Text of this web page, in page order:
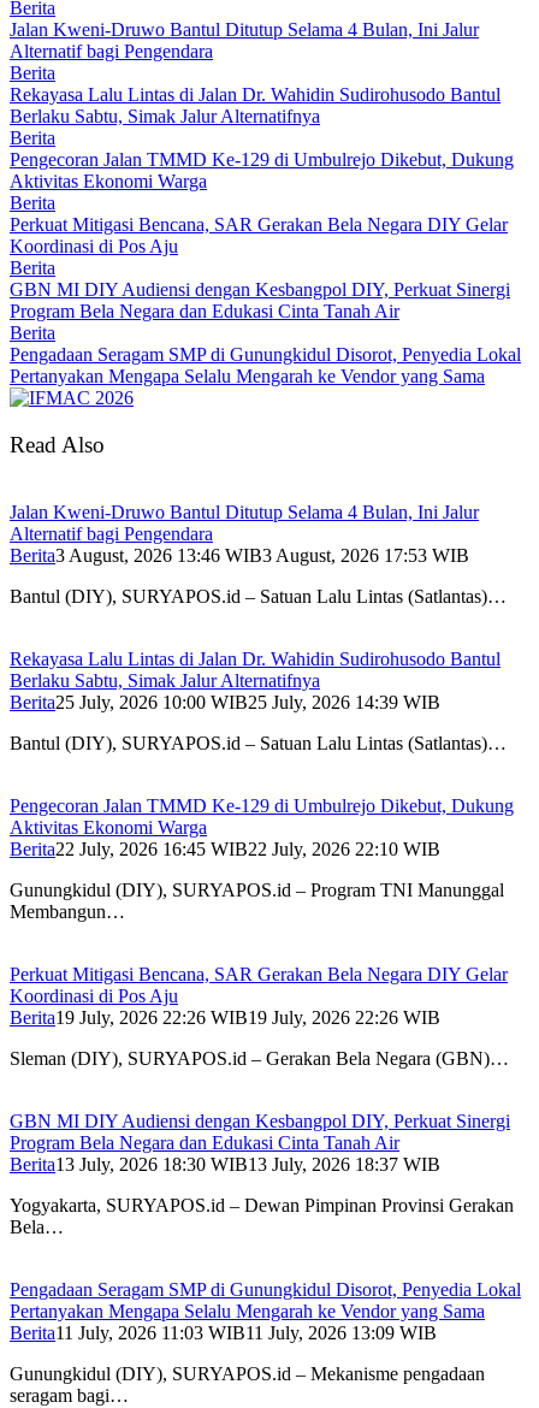
Berita
Jalan Kweni-Druwo Bantul Ditutup Selama 4 Bulan, Ini Jalur
Alternatif bagi Pengendara
Berita
Rekayasa Lalu Lintas di Jalan Dr. Wahidin Sudirohusodo Bantul
Berlaku Sabtu, Simak Jalur Alternatifnya
Berita
Pengecoran Jalan TMMD Ke-129 di Umbulrejo Dikebut, Dukung
Aktivitas Ekonomi Warga
Berita
Perkuat Mitigasi Bencana, SAR Gerakan Bela Negara DIY Gelar
Koordinasi di Pos Aju
Berita
GBN MI DIY Audiensi dengan Kesbangpol DIY, Perkuat Sinergi
Program Bela Negara dan Edukasi Cinta Tanah Air
Berita
Pengadaan Seragam SMP di Gunungkidul Disorot, Penyedia Lokal
Pertanyakan Mengapa Selalu Mengarah ke Vendor yang Sama
Read Also
Jalan Kweni-Druwo Bantul Ditutup Selama 4 Bulan, Ini Jalur
Alternatif bagi Pengendara
Berita3 August, 2026 13:46 WIB3 August, 2026 17:53 WIB
Bantul (DIY), SURYAPOS.id – Satuan Lalu Lintas (Satlantas)…
Rekayasa Lalu Lintas di Jalan Dr. Wahidin Sudirohusodo Bantul
Berlaku Sabtu, Simak Jalur Alternatifnya
Berita25 July, 2026 10:00 WIB25 July, 2026 14:39 WIB
Bantul (DIY), SURYAPOS.id – Satuan Lalu Lintas (Satlantas)…
Pengecoran Jalan TMMD Ke-129 di Umbulrejo Dikebut, Dukung
Aktivitas Ekonomi Warga
Berita22 July, 2026 16:45 WIB22 July, 2026 22:10 WIB
Gunungkidul (DIY), SURYAPOS.id – Program TNI Manunggal
Membangun…
Perkuat Mitigasi Bencana, SAR Gerakan Bela Negara DIY Gelar
Koordinasi di Pos Aju
Berita19 July, 2026 22:26 WIB19 July, 2026 22:26 WIB
Sleman (DIY), SURYAPOS.id – Gerakan Bela Negara (GBN)…
GBN MI DIY Audiensi dengan Kesbangpol DIY, Perkuat Sinergi
Program Bela Negara dan Edukasi Cinta Tanah Air
Berita13 July, 2026 18:30 WIB13 July, 2026 18:37 WIB
Yogyakarta, SURYAPOS.id – Dewan Pimpinan Provinsi Gerakan
Bela…
Pengadaan Seragam SMP di Gunungkidul Disorot, Penyedia Lokal
Pertanyakan Mengapa Selalu Mengarah ke Vendor yang Sama
Berita11 July, 2026 11:03 WIB11 July, 2026 13:09 WIB
Gunungkidul (DIY), SURYAPOS.id – Mekanisme pengadaan
seragam bagi…